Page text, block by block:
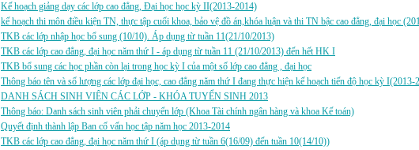
Kế hoạch giảng dạy các lớp cao đẳng, Đại học học kỳ II(2013-2014)
kế hoạch thi môn điều kiện TN, thực tập cuối khoa, bảo vệ đồ án,khóa luận và thi TN bậc cao đẳng, đại học
TKB các lớp nhập học bổ sung (10/10). Áp dụng từ tuần 11(21/10/2013)
TKB các lớp cao đẳng, đại học năm thứ I - áp dụng từ tuần 11 (21/10/2013) đến hết HK I
TKB bổ sung các học phần còn lại trong học kỳ I của một số lớp cao đẳng , đại học
Thông báo tên và số lượng các lớp đại học, cao đẳng năm thứ I đang thực hiện kế hoạch tiến độ học kỳ I(2013-
DANH SÁCH SINH VIÊN CÁC LỚP - KHÓA TUYỂN SINH 2013
Thông báo: Danh sách sinh viên phải chuyển lớp (Khoa Tài chính ngân hàng và khoa Kế toán)
Quyết định thành lập Ban cố vấn học tập năm học 2013-2014
TKB các lớp cao đẳng, đại học năm thứ I (áp dụng từ tuần 6(16/09) đến tuần 10(14/10))